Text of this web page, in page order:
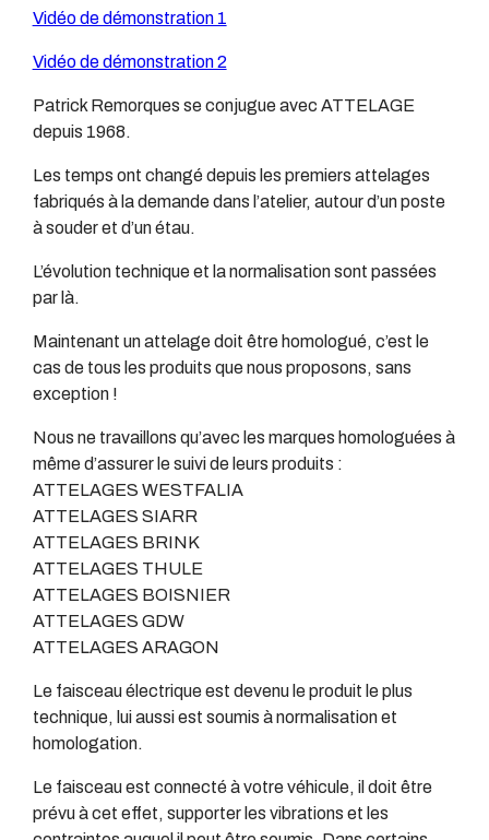
Vidéo de démonstration 1
Vidéo de démonstration 2
Patrick Remorques se conjugue avec ATTELAGE
depuis 1968.
Les temps ont changé depuis les premiers attelages
fabriqués à la demande dans l’atelier, autour d’un poste
à souder et d’un étau.
L’évolution technique et la normalisation sont passées
par là.
Maintenant un attelage doit être homologué, c’est le
cas de tous les produits que nous proposons, sans
exception !
Nous ne travaillons qu’avec les marques homologuées à
même d’assurer le suivi de leurs produits :
ATTELAGES WESTFALIA
ATTELAGES SIARR
ATTELAGES BRINK
ATTELAGES THULE
ATTELAGES BOISNIER
ATTELAGES GDW
ATTELAGES ARAGON
Le faisceau électrique est devenu le produit le plus
technique, lui aussi est soumis à normalisation et
homologation.
Le faisceau est connecté à votre véhicule, il doit être
prévu à cet effet, supporter les vibrations et les